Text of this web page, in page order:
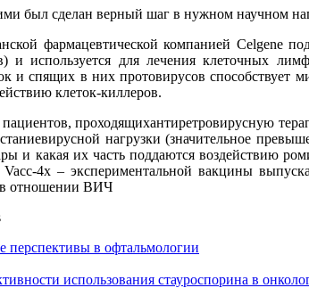
был сделан верный шаг в нужном научном
фармацевтической компанией Celgene
и используется для лечения клеточных
и спящих в них протовирусов способствует
клеток-киллеров.
проходящихантиретровирусную
нагрузки (значительное
и какая их часть поддаются воздействию
4x – экспериментальной вакцины
отношении ВИЧ
в офтальмологии
использования стауроспорина в